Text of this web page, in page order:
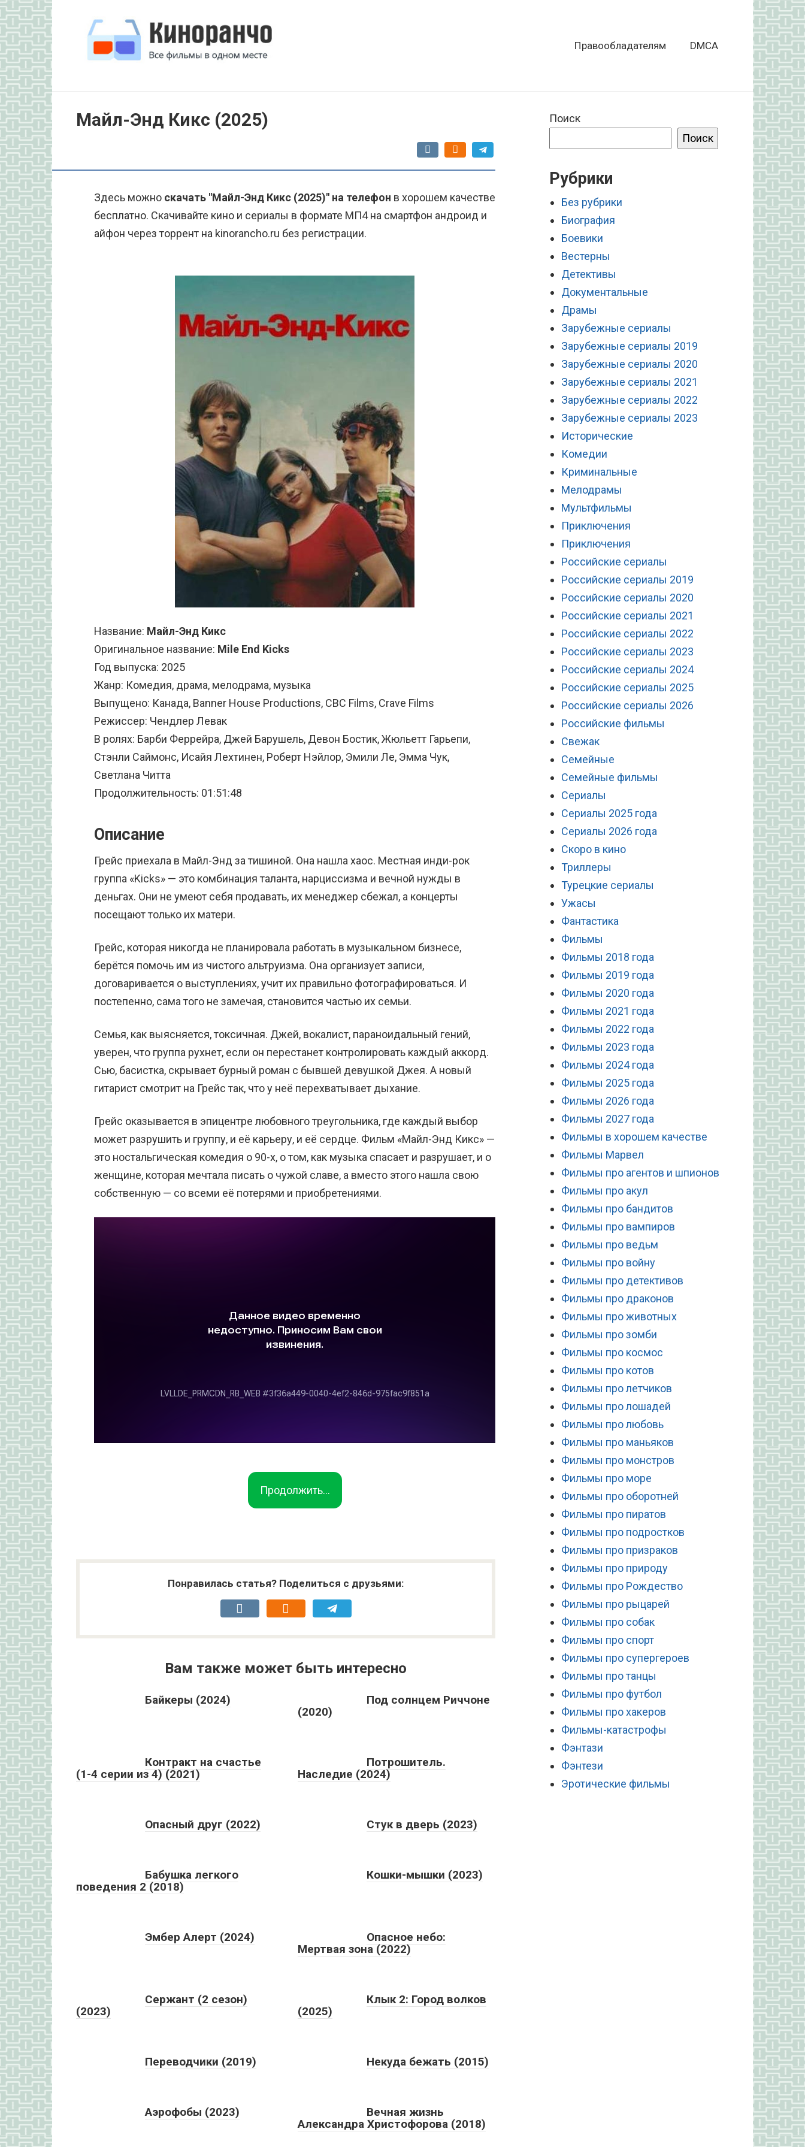
Перейти
к
контенту
Правообладателям DMCA
Майл-Энд Кикс (2025)
Здесь можно скачать "Майл-Энд Кикс (2025)" на телефон в хорошем качестве
бесплатно. Скачивайте кино и сериалы в формате МП4 на смартфон андроид и
айфон через торрент на kinorancho.ru без регистрации.
Название: Майл-Энд Кикс
Оригинальное название: Mile End Kicks
Год выпуска: 2025
Жанр: Комедия, драма, мелодрама, музыка
Выпущено: Канада, Banner House Productions, CBC Films, Crave Films
Режиссер: Чендлер Левак
В ролях: Барби Феррейра, Джей Барушель, Девон Бостик, Жюльетт Гарьепи,
Стэнли Саймонс, Исайя Лехтинен, Роберт Нэйлор, Эмили Ле, Эмма Чук,
Светлана Читта
Продолжительность: 01:51:48
Описание
Грейс приехала в Майл-Энд за тишиной. Она нашла хаос. Местная инди-рок
группа «Kicks» — это комбинация таланта, нарциссизма и вечной нужды в
деньгах. Они не умеют себя продавать, их менеджер сбежал, а концерты
посещают только их матери.
Грейс, которая никогда не планировала работать в музыкальном бизнесе,
берётся помочь им из чистого альтруизма. Она организует записи,
договаривается о выступлениях, учит их правильно фотографироваться. И
постепенно, сама того не замечая, становится частью их семьи.
Семья, как выясняется, токсичная. Джей, вокалист, параноидальный гений,
уверен, что группа рухнет, если он перестанет контролировать каждый аккорд.
Сью, басистка, скрывает бурный роман с бывшей девушкой Джея. А новый
гитарист смотрит на Грейс так, что у неё перехватывает дыхание.
Грейс оказывается в эпицентре любовного треугольника, где каждый выбор
может разрушить и группу, и её карьеру, и её сердце. Фильм «Майл-Энд Кикс» —
это ностальгическая комедия о 90-х, о том, как музыка спасает и разрушает, и о
женщине, которая мечтала писать о чужой славе, а вместо этого нашла свою
собственную — со всеми её потерями и приобретениями.
Продолжить...
Понравилась статья? Поделиться с друзьями:
Вам также может быть интересно
Байкеры (2024)
Под солнцем Риччоне
(2020)
Контракт на счастье
(1-4 серии из 4) (2021)
Потрошитель.
Наследие (2024)
Опасный друг (2022) Стук в дверь (2023)
Бабушка легкого
поведения 2 (2018)
Кошки-мышки (2023)
Эмбер Алерт (2024)
Опасное небо:
Мертвая зона (2022)
Сержант (2 сезон)
(2023)
Клык 2: Город волков
(2025)
Переводчики (2019) Некуда бежать (2015)
Аэрофобы (2023)
Вечная жизнь
Александра Христофорова (2018)
Поиск
Поиск
Рубрики
Без рубрики
Биография
Боевики
Вестерны
Детективы
Документальные
Драмы
Зарубежные сериалы
Зарубежные сериалы 2019
Зарубежные сериалы 2020
Зарубежные сериалы 2021
Зарубежные сериалы 2022
Зарубежные сериалы 2023
Исторические
Комедии
Криминальные
Мелодрамы
Мультфильмы
Приключения
Приключения
Российские сериалы
Российские сериалы 2019
Российские сериалы 2020
Российские сериалы 2021
Российские сериалы 2022
Российские сериалы 2023
Российские сериалы 2024
Российские сериалы 2025
Российские сериалы 2026
Российские фильмы
Свежак
Семейные
Семейные фильмы
Сериалы
Сериалы 2025 года
Сериалы 2026 года
Скоро в кино
Триллеры
Турецкие сериалы
Ужасы
Фантастика
Фильмы
Фильмы 2018 года
Фильмы 2019 года
Фильмы 2020 года
Фильмы 2021 года
Фильмы 2022 года
Фильмы 2023 года
Фильмы 2024 года
Фильмы 2025 года
Фильмы 2026 года
Фильмы 2027 года
Фильмы в хорошем качестве
Фильмы Марвел
Фильмы про агентов и шпионов
Фильмы про акул
Фильмы про бандитов
Фильмы про вампиров
Фильмы про ведьм
Фильмы про войну
Фильмы про детективов
Фильмы про драконов
Фильмы про животных
Фильмы про зомби
Фильмы про космос
Фильмы про котов
Фильмы про летчиков
Фильмы про лошадей
Фильмы про любовь
Фильмы про маньяков
Фильмы про монстров
Фильмы про море
Фильмы про оборотней
Фильмы про пиратов
Фильмы про подростков
Фильмы про призраков
Фильмы про природу
Фильмы про Рождество
Фильмы про рыцарей
Фильмы про собак
Фильмы про спорт
Фильмы про супергероев
Фильмы про танцы
Фильмы про футбол
Фильмы про хакеров
Фильмы-катастрофы
Фэнтази
Фэнтези
Эротические фильмы